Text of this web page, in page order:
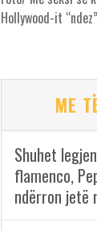
Hollywood-it
ME
Shuhet
flamenco,
ndërron jetë